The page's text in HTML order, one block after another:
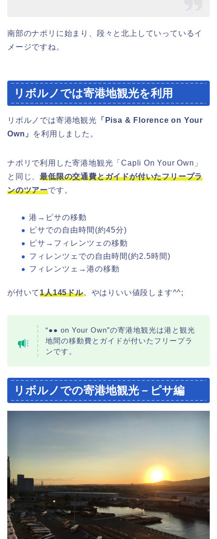
南部のナポリに始まり、段々と北上していっているイ
メージですね。
リボルノでは寄港地観光を利用
リボルノでは寄港地観光 「Pisa & Florence on Your
Own」
を利用しました。
ナポリで利用した寄港地観光「Capli On Your Own」
と同じ、最低限の交通費とガイドが付いたフリープラ
ンのツアーです。
港→ピサの移動
ピサでの自由時間(約45分)
ピサ→フィレンツェの移動
フィレンツェでの自由時間(約2.5時間)
フィレンツェ→港の移動
が付いて1人145ドル。やはりいい値段します^^;
“●● on Your Own”の寄港地観光は港と観光
地間の移動費とガイドが付いたフリープラ
ンです。
リボルノでの寄港地観光－ピサ編